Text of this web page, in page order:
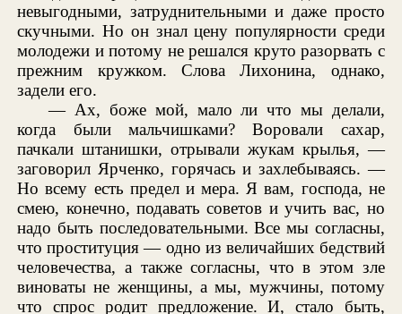
невыгодными, затруднительными и даже просто
скучными. Но он знал цену популярности среди
молодежи и потому не решался круто разорвать с
прежним кружком. Слова Лихонина, однако,
задели его.
— Ах, боже мой, мало ли что мы делали,
когда были мальчишками? Воровали сахар,
пачкали штанишки, отрывали жукам крылья, —
заговорил Ярченко, горячась и захлебываясь. —
Но всему есть предел и мера. Я вам, господа, не
смею, конечно, подавать советов и учить вас, но
надо быть последовательными. Все мы согласны,
что проституция — одно из величайших бедствий
человечества, а также согласны, что в этом зле
виноваты не женщины, а мы, мужчины, потому
что спрос родит предложение. И, стало быть,